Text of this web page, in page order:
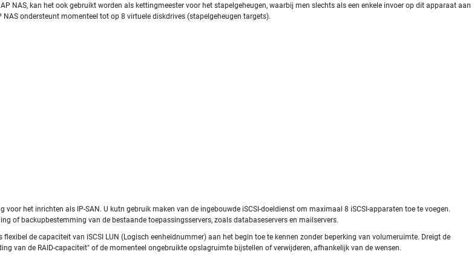
NAS, kan het ook gebruikt worden als kettingmeester voor het stapelgeheugen, waarbij men slechts als een enkele invoer op dit apparaat aan
ondersteunt momenteel tot op 8 virtuele diskdrives (stapelgeheugen targets).
voor het inrichten als IP-SAN. U kutn gebruik maken van de ingebouwde iSCSI-doeldienst om maximaal 8 iSCSI-apparaten toe te voegen.
of backupbestemming van de bestaande toepassingsservers, zoals databaseservers en mailservers.
de capaciteit van iSCSI LUN (Logisch eenheidnummer) aan het begin toe te kennen zonder beperking van volumeruimte. Dreigt de
van de RAID-capaciteit" of de momenteel ongebruikte opslagruimte bijstellen of verwijderen, afhankelijk van de wensen.